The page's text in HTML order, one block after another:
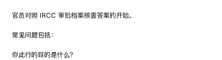
官员对照 IRCC 审批档案核查答案的开始。
常见问题包括：
你此行的目的是什么？